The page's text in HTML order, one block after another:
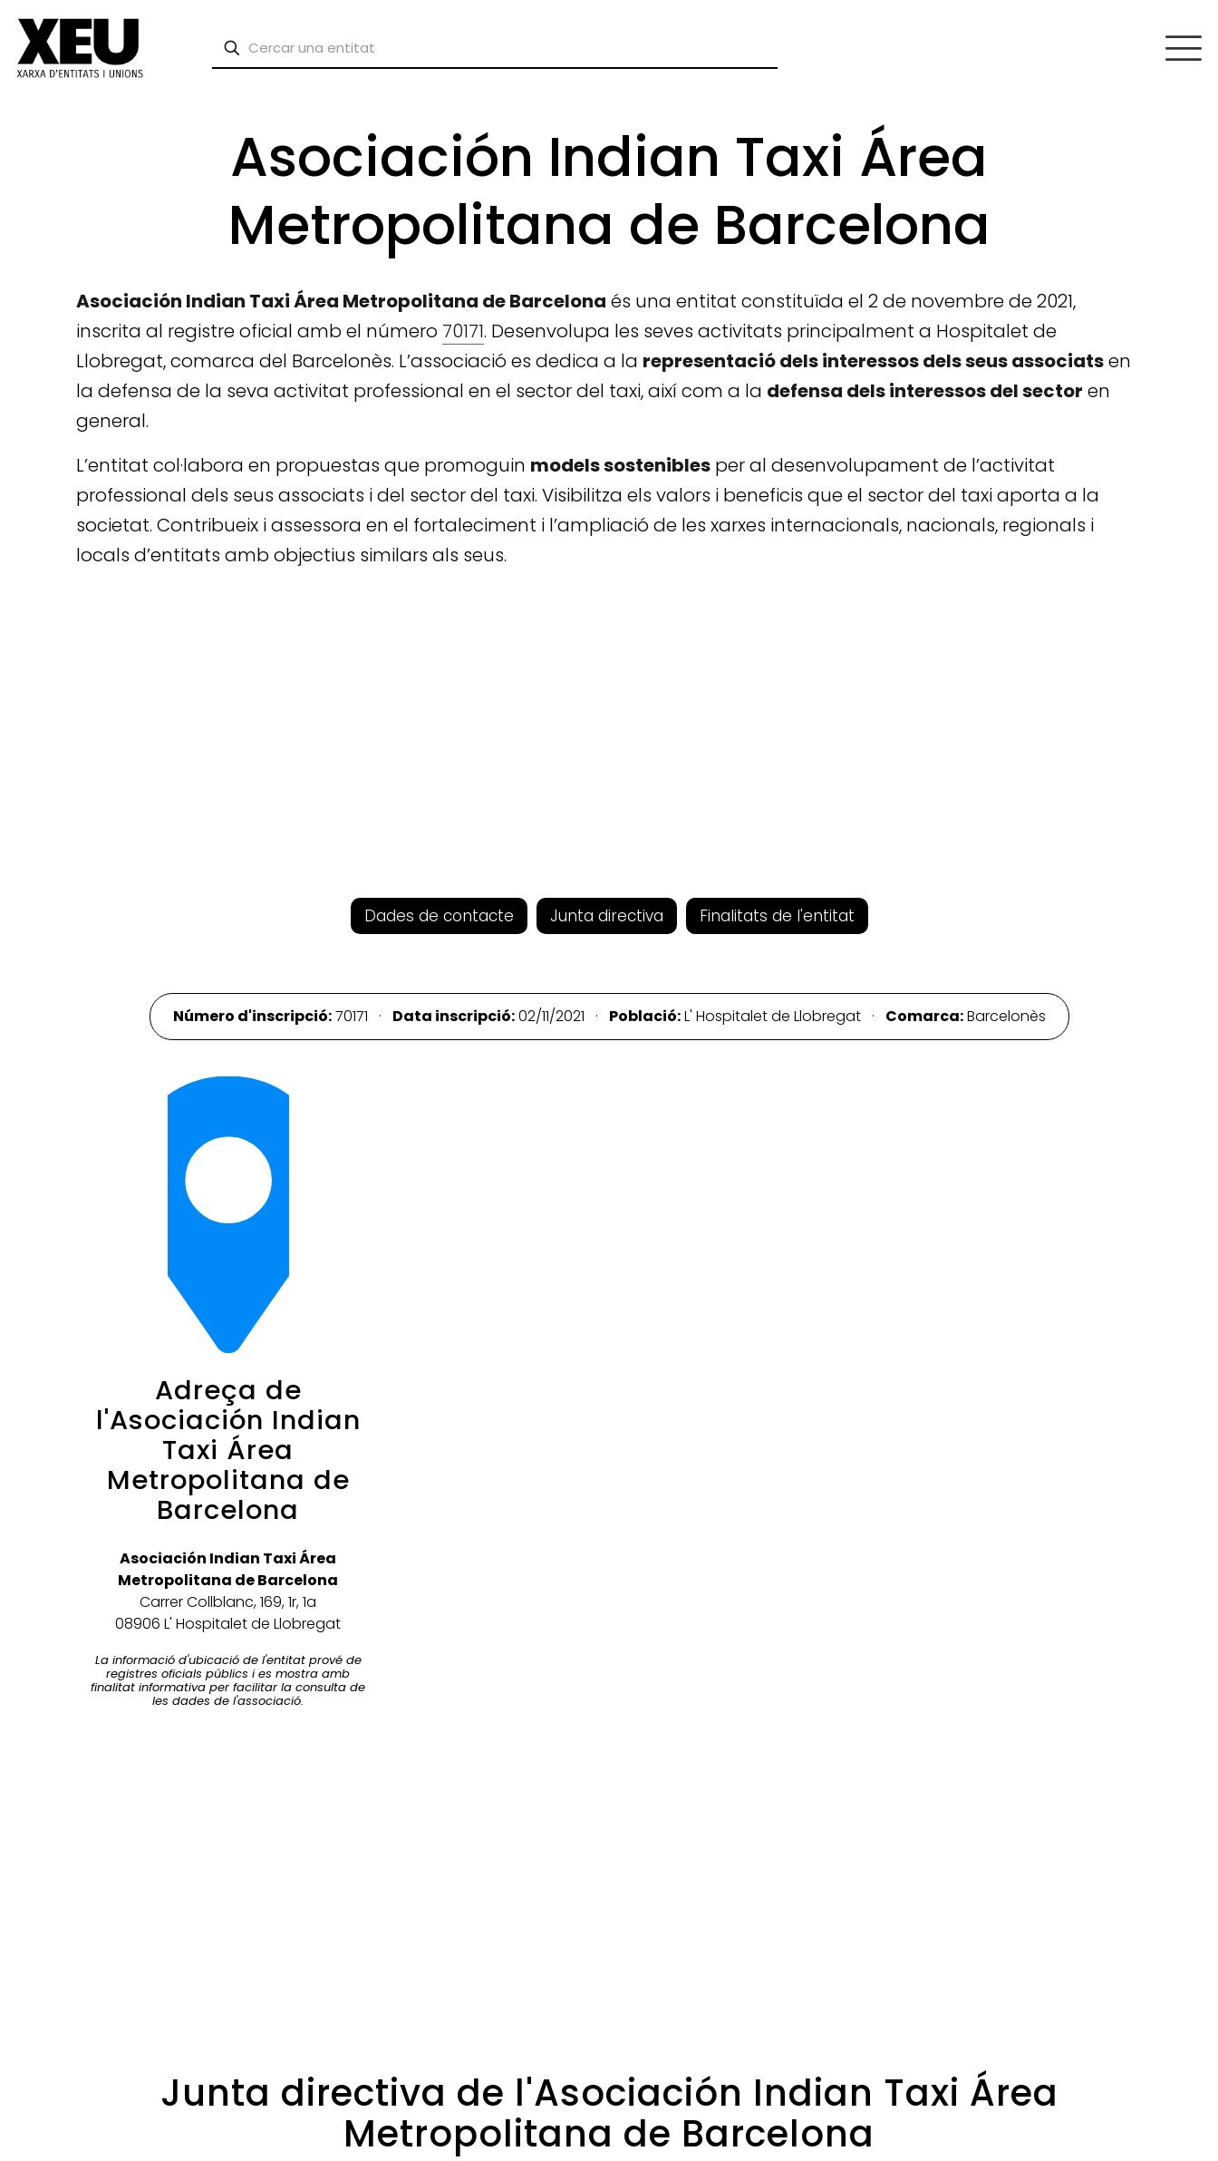
Asociación Indian Taxi Área
Metropolitana de Barcelona
Asociación Indian Taxi Área Metropolitana de Barcelona és una entitat constituïda el 2 de novembre de 2021,
inscrita al registre oficial amb el número 70171. Desenvolupa les seves activitats principalment a Hospitalet de
Llobregat, comarca del Barcelonès. L’associació es dedica a la representació dels interessos dels seus associatsen
la defensa de la seva activitat professional en el sector del taxi, així com a la defensa dels interessos del sector en
general.
L’entitat col·labora en propuestas que promoguin models sostenibles per al desenvolupament de l’activitat
professional dels seus associats i del sector del taxi. Visibilitza els valors i beneficis que el sector del taxi aporta a la
societat. Contribueix i assessora en el fortaleciment i l’ampliació de les xarxes internacionals, nacionals, regionals i
locals d’entitats amb objectius similars als seus.
Dades de contacte Junta directiva Finalitats de l'entitat
Número d'inscripció:70171 · Data inscripció:02/11/2021 · Població:L' Hospitalet de Llobregat · Comarca:Barcelonès
Adreça de
l'Asociación Indian
Taxi Área
Metropolitana de
Barcelona
Asociación Indian Taxi Área
Metropolitana de Barcelona
Carrer Collblanc, 169, 1r, 1a
08906 L' Hospitalet de Llobregat
La informació d'ubicació de l'entitat prové de
registres oficials públics i es mostra amb
finalitat informativa per facilitar la consulta de
les dades de l'associació.
Junta directiva de l'Asociación Indian Taxi Área
Metropolitana de Barcelona